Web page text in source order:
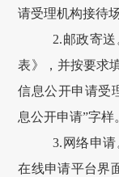
请受理机构接待
2.邮政寄
表》，并按要求
信息公开申请受
息公开申请”字样
3. 网络申
在线申请平台界